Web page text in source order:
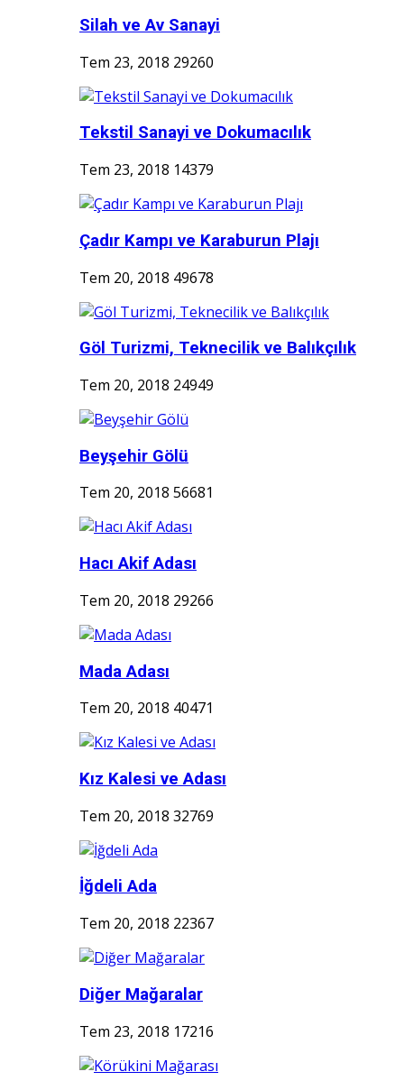
Silah ve Av Sanayi
Tem 23, 2018 29260
Tekstil Sanayi ve Dokumacılık
Tem 23, 2018 14379
Çadır Kampı ve Karaburun Plajı
Tem 20, 2018 49678
Göl Turizmi, Teknecilik ve Balıkçılık
Tem 20, 2018 24949
Beyşehir Gölü
Tem 20, 2018 56681
Hacı Akif Adası
Tem 20, 2018 29266
Mada Adası
Tem 20, 2018 40471
Kız Kalesi ve Adası
Tem 20, 2018 32769
İğdeli Ada
Tem 20, 2018 22367
Diğer Mağaralar
Tem 23, 2018 17216